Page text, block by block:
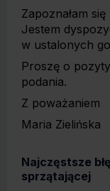
Zapoznałam
Jestem
w ustalonych
Proszę o
podania.
Z poważaniem
Maria Zielińska
Najczęstsze
sprzątającej